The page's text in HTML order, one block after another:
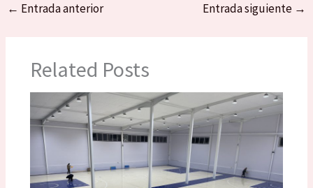
← Entrada anterior Entrada siguiente →
Related Posts